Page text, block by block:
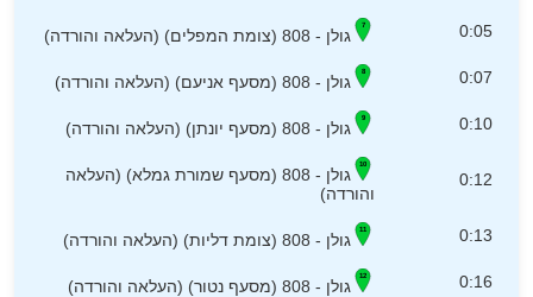
0:05 גולן - 808 (צומת המפלים) (העלאה והורדה)
0:07 גולן - 808 (מסעף אניעם) (העלאה והורדה)
0:10 גולן - 808 (מסעף יונתן) (העלאה והורדה)
0:12
גולן - 808 (מסעף שמורת גמלא) (העלאה
והורדה)
0:13 גולן - 808 (צומת דליות) (העלאה והורדה)
0:16 גולן - 808 (מסעף נטור) (העלאה והורדה)